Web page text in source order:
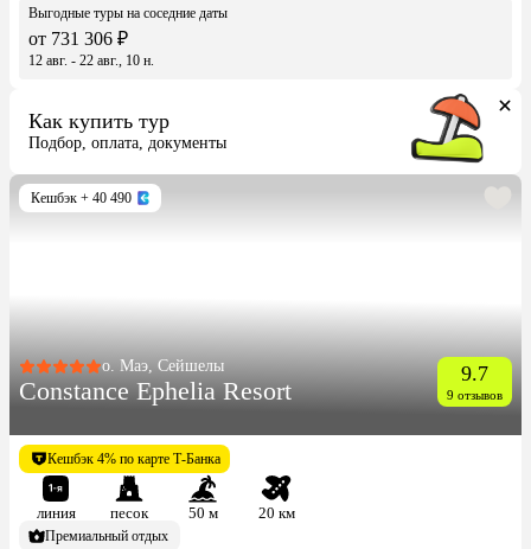
Выгодные туры на соседние даты
от 731 306 ₽
12 авг. - 22 авг., 10 н.
Как купить тур
Подбор, оплата, документы
Кешбэк + 40 490
о. Маэ, Сейшелы
Constance Ephelia Resort
9.7
9 отзывов
Кешбэк 4% по карте Т-Банка
линия песок 50 м
20 км
Премиальный отдых